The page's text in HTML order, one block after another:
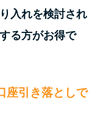
の選び方を徹
法を徹底解
入れを検討され
る方がお得で
座引き落としで